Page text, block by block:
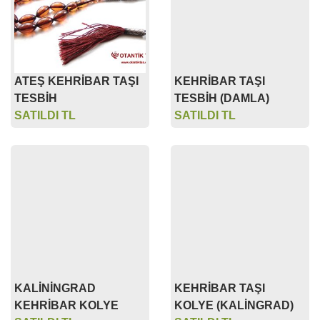
ATEŞ KEHRİBAR TAŞI
TESBİH
SATILDI TL
KALİNİNGRAD
KEHRİBAR KOLYE
KEHRİBAR TAŞI
KOLYE (KALİNGRAD)